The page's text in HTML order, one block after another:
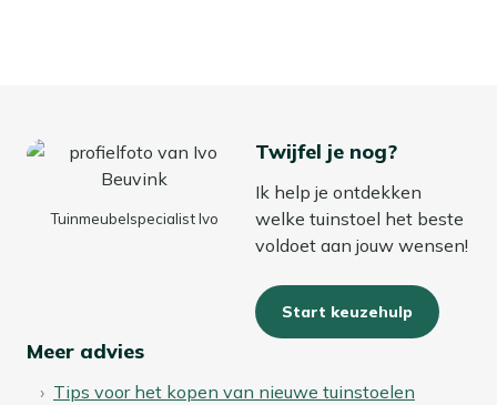
Tuinmeubelspecialist Ivo
Twijfel je nog?
Ik help je ontdekken
welke tuinstoel het beste
voldoet aan jouw wensen!
Start keuzehulp
Meer advies
Tips voor het kopen van nieuwe tuinstoelen